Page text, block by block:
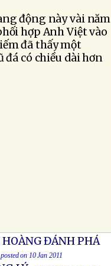
động này vài năm
hợp Anh Việt vào
đã thấy một
đá có chiều dài hơn
HOÀNG ĐÁNH PHÁ
on 10 Jan 2011